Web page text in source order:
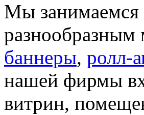
Мы занимаемся
баннеры, ролл-
нашей фирмы
витрин,